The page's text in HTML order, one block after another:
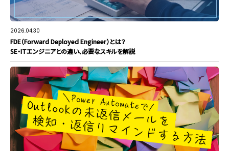
2026.04.30
FDE（Forward Deployed Engineer）とは？
SE・ITエンジニアとの違い、必要なスキルを解説